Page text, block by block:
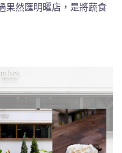
果然匯明曜店，是將蔬食